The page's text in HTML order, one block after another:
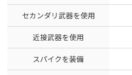
セカンダリ武器を使用
近接武器を使用
スパイクを装備